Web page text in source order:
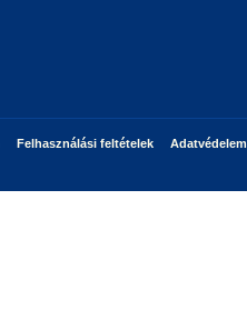
Felhasználási feltételek Adatvédelem